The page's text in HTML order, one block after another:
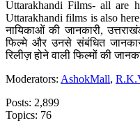
Uttarakhandi Films- all are
Uttarakhandi films is also
नायिकाओं की जानकारी,
फिल्मे और उनसे संबंधित
रिलीज़ होने वाली फिल्मों की
Moderators: AshokMall,
Posts: 2,899
Topics: 76